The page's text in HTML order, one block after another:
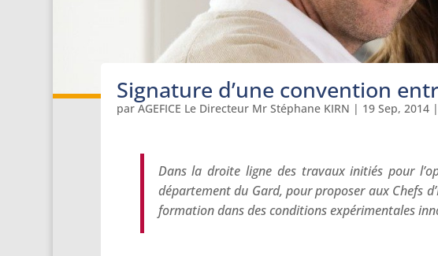
Signature d’une convention
par AGEFICE Le Directeur Mr Stéphane KIRN | 19 Sep, 2014|
Dans la droite ligne des travaux initiés pour
département du Gard, pour proposer aux Chefs
formation dans des conditions expérimentales